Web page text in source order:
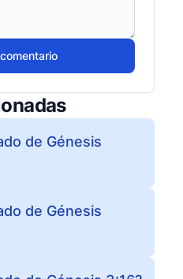
de Génesis
de Génesis